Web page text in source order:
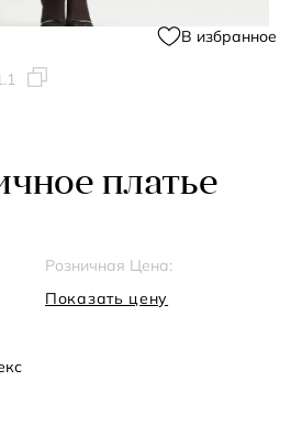
В избранное
платье
Розничная Цена:
Показать цену